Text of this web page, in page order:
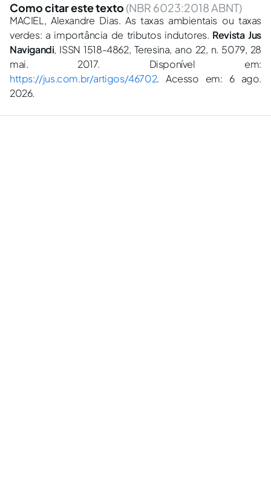
Como citar este texto (NBR 6023:2018 ABNT)
MACIEL, Alexandre Dias. As taxas ambientais ou taxas
verdes: a importância de tributos indutores. Revista Jus
Navigandi, ISSN 1518-4862, Teresina, ano 22, n. 5079, 28
mai. 2017. Disponível em:
https://jus.com.br/artigos/46702. Acesso em: 6 ago.
2026.